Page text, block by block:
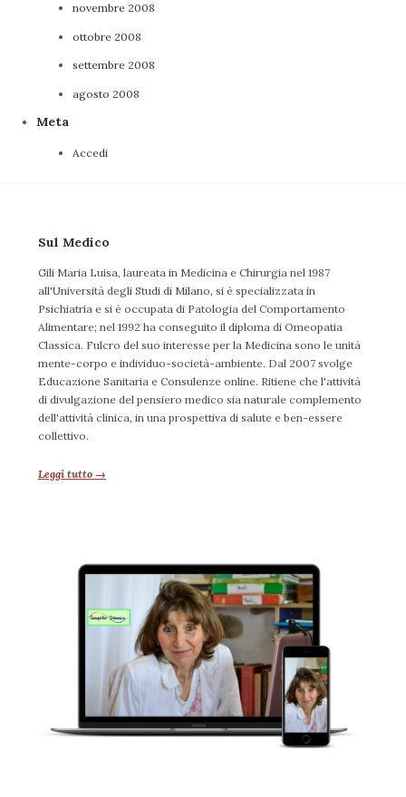
novembre 2008
ottobre 2008
settembre 2008
agosto 2008
Meta
Accedi
Sul Medico
Gili Maria Luisa, laureata in Medicina e Chirurgia nel 1987
all'Università degli Studi di Milano, si è specializzata in
Psichiatria e si è occupata di Patologia del Comportamento
Alimentare; nel 1992 ha conseguito il diploma di Omeopatia
Classica. Fulcro del suo interesse per la Medicina sono le unità
mente-corpo e individuo-società-ambiente. Dal 2007 svolge
Educazione Sanitaria e Consulenze online. Ritiene che l'attività
di divulgazione del pensiero medico sia naturale complemento
dell'attività clinica, in una prospettiva di salute e ben-essere
collettivo.
Leggi tutto →